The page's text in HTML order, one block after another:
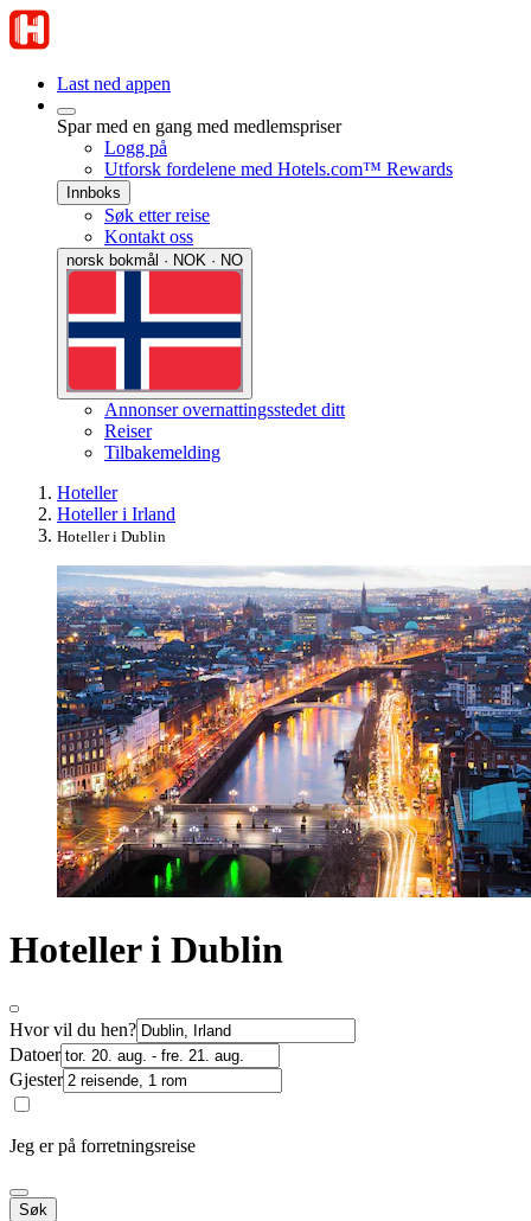
Last ned appen
Spar med en gang med medlemspriser
Logg på
Utforsk fordelene med Hotels.com™ Rewards
Innboks
Søk etter reise
Kontakt oss
norsk bokmål · NOK · NO
Annonser overnattingsstedet ditt
Reiser
Tilbakemelding
Hoteller
Hoteller i Irland
Hoteller i Dublin
Hoteller i Dublin
Hvor vil du hen?
Datoer
Gjester
Jeg er på forretningsreise
Søk